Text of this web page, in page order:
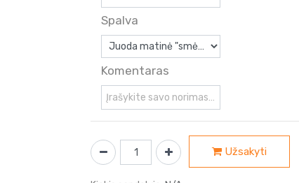
Spalva
Komentaras
Užsakyti